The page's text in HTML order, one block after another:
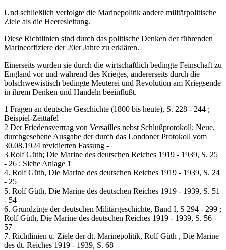
Und schließlich verfolgte die Marinepolitik andere militärpolitische
Ziele als die Heeresleitung.
Diese Richtlinien sind durch das politische Denken der führenden
Marineoffiziere der 20er Jahre zu erklären.
Einerseits wurden sie durch die wirtschaftlich bedingte Feinschaft zu
England vor und während des Krieges, andererseits durch die
bolschwewistisch bedingte Meuterei und Revolution am Kriegsende
in ihrem Denken und Handeln beeinflußt.
1 Fragen an deutsche Geschichte (1800 bis heute), S. 228 - 244 ;
Beispiel-Zeittafel
2 Der Friedensvertrag von Versailles nebst Schlußprotokoll; Neue,
durchgesehene Ausgabe der durch das Londoner Protokoll vom
30.08.1924 revidierten Fassung -
3 Rolf Güth; Die Marine des deutschen Reiches 1919 - 1939, S. 25
- 26 ; Siehe Anlage 1
4. Rolf Güth, Die Marine des deutschen Reiches 1919 - 1939, S. 24
- 25
5. Rolf Güth, Die Marine des deutschen Reiches 1919 - 1939, S. 51
- 54
6. Grundzüge der deutschen Militärgeschichte, Band I, S 294 - 299 ;
Rolf Güth, Die Marine des deutschen Reiches 1919 - 1939, S. 56 -
57
7. Richtlinien u. Ziele der dt. Marinepolitik, Rolf Güth , Die Marine
des dt. Reiches 1919 - 1939, S. 68